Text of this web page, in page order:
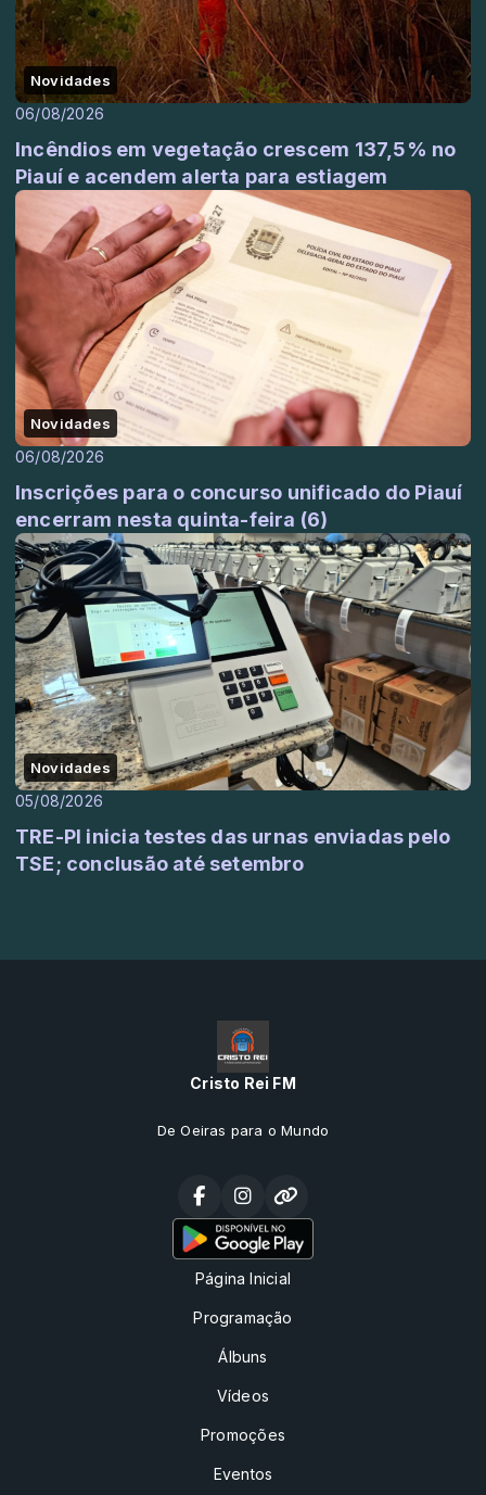
Novidades
06/08/2026
Incêndios em vegetação crescem 137,5% no
Piauí e acendem alerta para estiagem
Novidades
06/08/2026
Inscrições para o concurso unificado do Piauí
encerram nesta quinta-feira (6)
Novidades
05/08/2026
TRE-PI inicia testes das urnas enviadas pelo
TSE; conclusão até setembro
Cristo Rei FM
De Oeiras para o Mundo
Página Inicial
Programação
Álbuns
Vídeos
Promoções
Eventos